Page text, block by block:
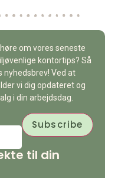
om vores seneste
kontortips? Så
nyhedsbrev! Ved at
vi dig opdateret og
i din arbejdsdag.
til din